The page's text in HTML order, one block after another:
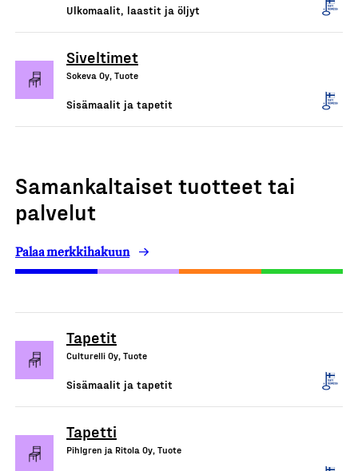
Ulkomaalit, laastit ja öljyt
Siveltimet
Sokeva Oy, Tuote
Sisämaalit ja tapetit
Samankaltaiset tuotteet tai
palvelut
Palaa merkkihakuun
Tapetit
Culturelli Oy, Tuote
Sisämaalit ja tapetit
Tapetti
Pihlgren ja Ritola Oy, Tuote